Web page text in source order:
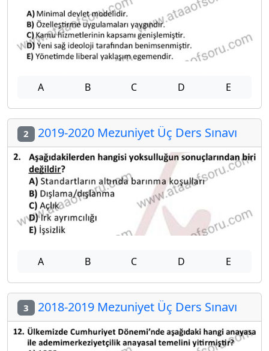
A B C D E
2 2019-2020 Mezuniyet Üç Ders Sınavı
A B C D E
3 2018-2019 Mezuniyet Üç Ders Sınavı